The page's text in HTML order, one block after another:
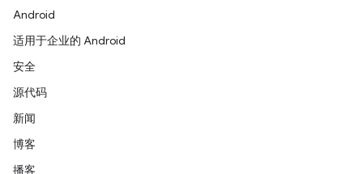
Android
适用于企业的 Android
安全
源代码
新闻
博客
播客